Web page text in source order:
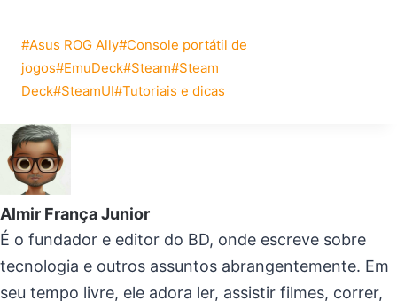
Tags
do
Post:
#Asus ROG Ally#Console portátil de
jogos#EmuDeck#Steam#Steam
Deck#SteamUI#Tutoriais e dicas
Almir França Junior
É o fundador e editor do BD, onde escreve sobre
tecnologia e outros assuntos abrangentemente. Em
seu tempo livre, ele adora ler, assistir filmes, correr,